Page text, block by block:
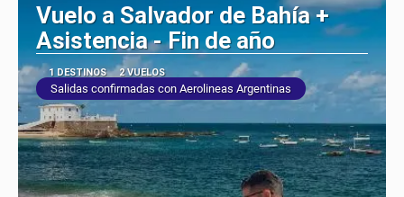
Vuelo a Salvador de Bahía +
Asistencia - Fin de año
1 DESTINOS 2 VUELOS
Salidas confirmadas con Aerolineas Argentinas